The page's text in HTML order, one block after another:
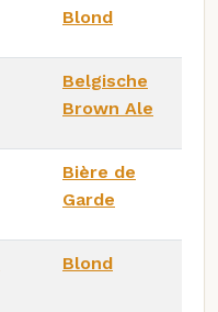
Blond
Belgische
Brown Ale
Bière de
Garde
Blond